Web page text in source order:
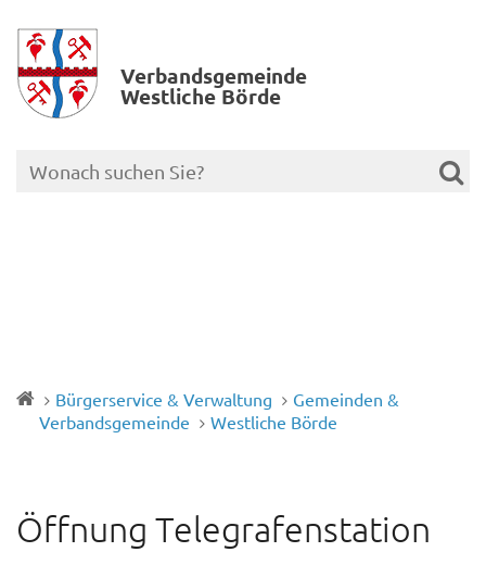
Verbands­gemeinde
Westliche Börde
Bürgerservice & Verwaltung
Gemeinden &
Verbandsgemeinde
Westliche Börde
Öffnung Telegrafenstation